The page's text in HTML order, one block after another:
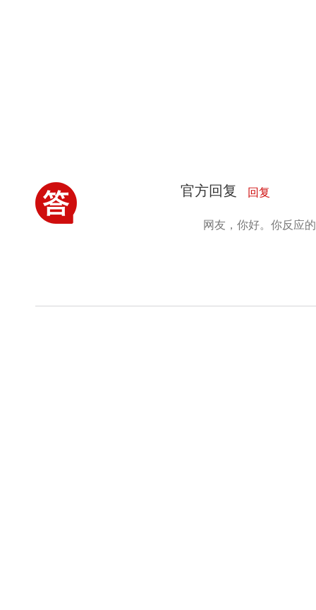
官方回复 回复
网友，你好。你反应